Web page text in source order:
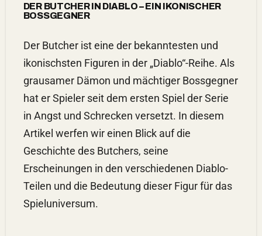
DER BUTCHER IN DIABLO – EIN IKONISCHER
BOSSGEGNER
Der Butcher ist eine der bekanntesten und
ikonischsten Figuren in der „Diablo“-Reihe. Als
grausamer Dämon und mächtiger Bossgegner
hat er Spieler seit dem ersten Spiel der Serie
in Angst und Schrecken versetzt. In diesem
Artikel werfen wir einen Blick auf die
Geschichte des Butchers, seine
Erscheinungen in den verschiedenen Diablo-
Teilen und die Bedeutung dieser Figur für das
Spieluniversum.